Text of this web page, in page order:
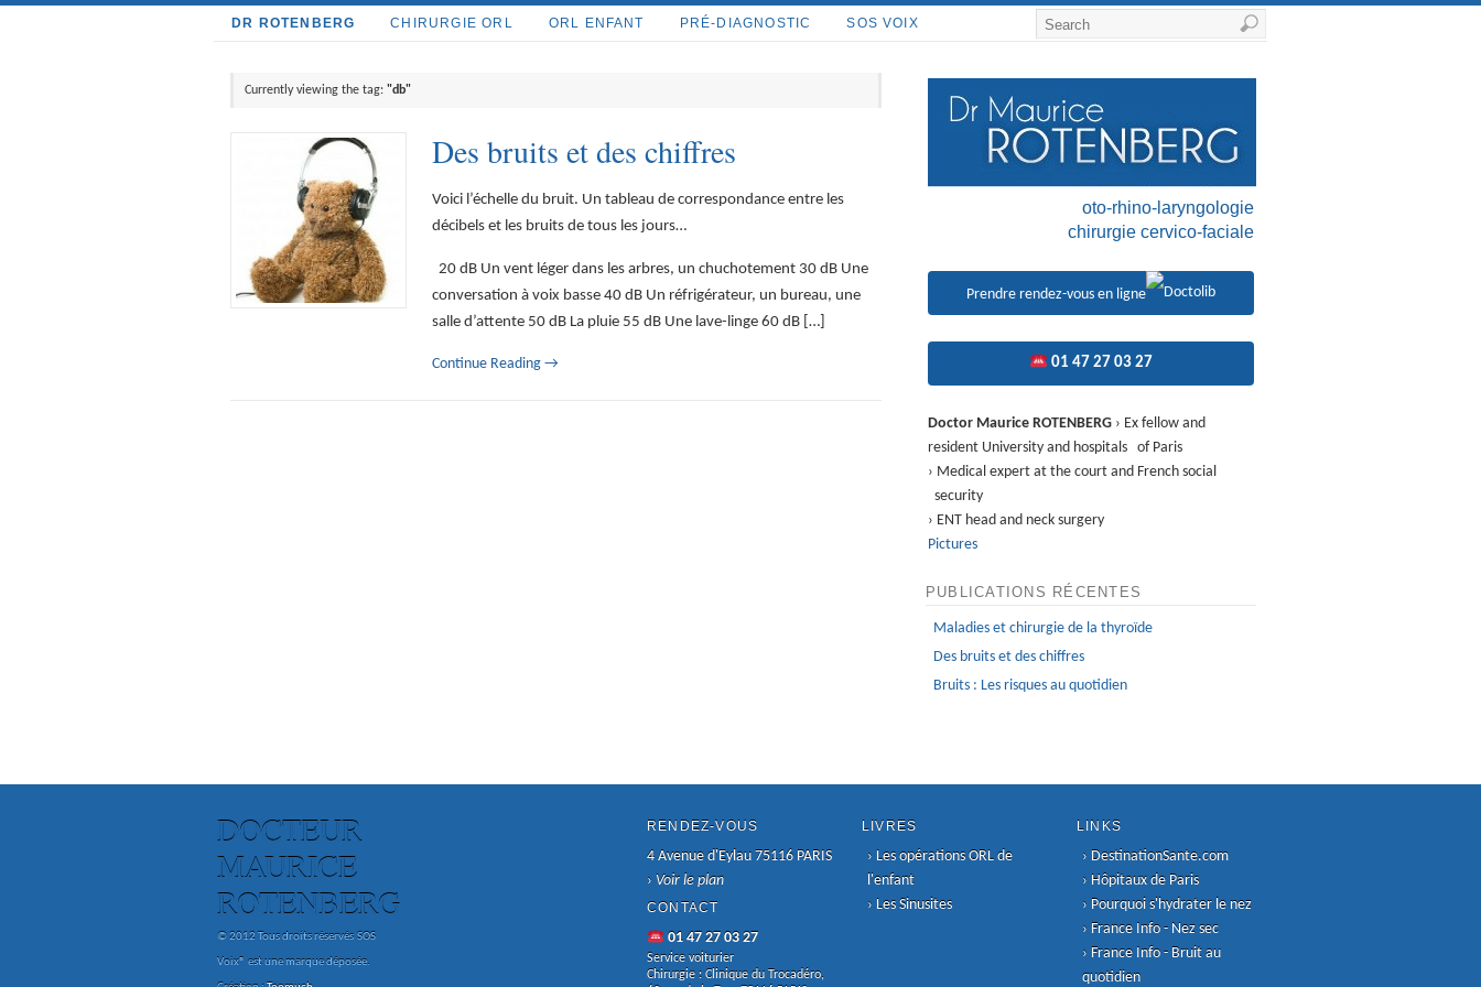
DR ROTENBERG CHIRURGIE ORL ORL ENFANT PRÉ-DIAGNOSTIC SOS VOIX
Currently viewing the tag: "db"
Des bruits et des chiffres
Voici l’échelle du bruit. Un tableau de correspondance entre les
décibels et les bruits de tous les jours…
20 dB Un vent léger dans les arbres, un chuchotement 30 dB Une
conversation à voix basse 40 dB Un réfrigérateur, un bureau, une
salle d’attente 50 dB La pluie 55 dB Une lave-linge 60 dB […]
Continue Reading →
oto-rhino-laryngologie
chirurgie cervico-faciale
Prendre rendez-vous en ligne
01 47 27 03 27
Doctor Maurice ROTENBERG› Ex fellow and
resident University and hospitals of Paris
› Medical expert at the court and French social
security
› ENT head and neck surgery
Pictures
PUBLICATIONS RÉCENTES
Maladies et chirurgie de la thyroïde
Des bruits et des chiffres
Bruits : Les risques au quotidien
DOCTEUR
MAURICE
ROTENBERG
© 2012 Tous droits réservés SOS
Voix® est une marque déposée.
RENDEZ-VOUS
4 Avenue d'Eylau 75116 PARIS
› Voir le plan
CONTACT
01 47 27 03 27
Service voiturier
Chirurgie : Clinique du Trocadéro,
LIVRES
› Les opérations ORL de
l'enfant
› Les Sinusites
LINKS
› DestinationSante.com
› Hôpitaux de Paris
› Pourquoi s'hydrater le nez
› France Info - Nez sec
› France Info - Bruit au
quotidien